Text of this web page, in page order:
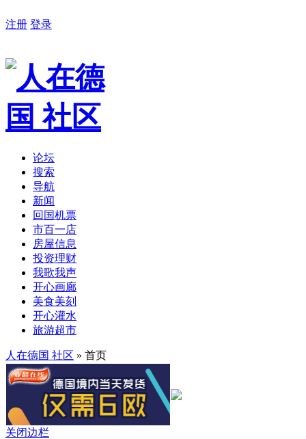
注册 登录
论坛
搜索
导航
新闻
回国机票
市百一店
房屋信息
投资理财
我歌我声
开心画廊
美食美刻
开心灌水
旅游超市
人在德国 社区 » 首页
关闭边栏